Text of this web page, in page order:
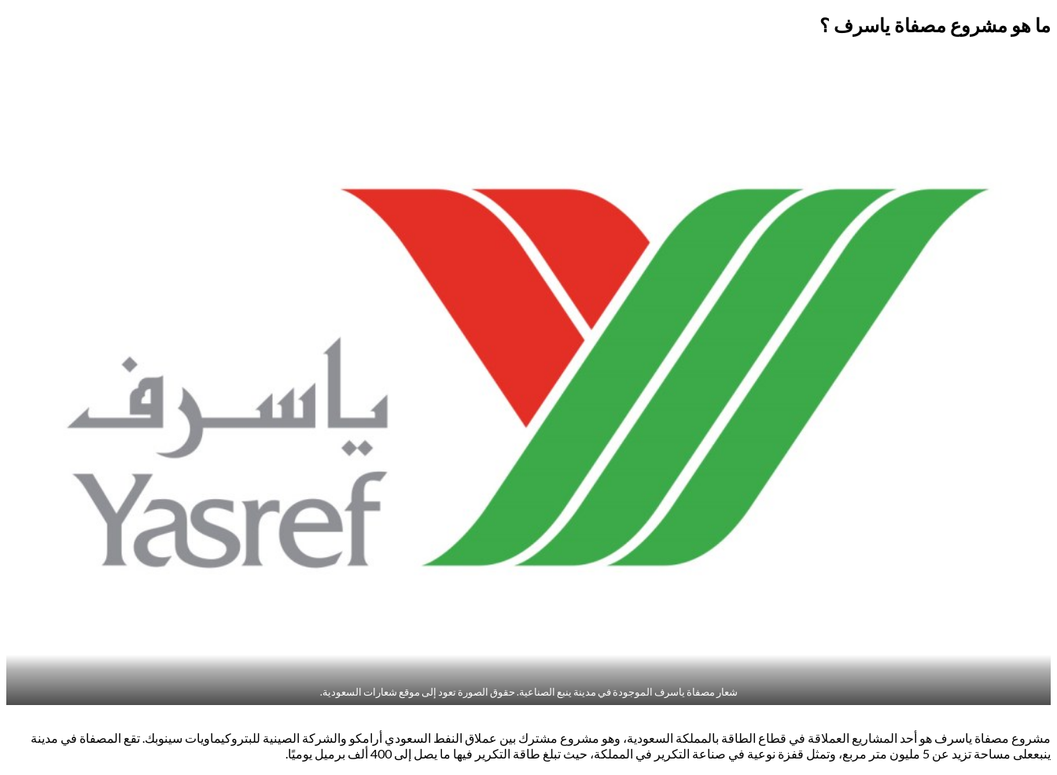
ما هو مشروع مصفاة ياسرف ؟
شعار مصفاة ياسرف الموجودة في مدينة ينبع الصناعية. حقوق الصورة تعود إلى موقع شعارات السعودية.
مشروع مصفاة ياسرف هو أحد المشاريع العملاقة في قطاع الطاقة بالمملكة السعودية، وهو مشروع مشترك بين عملاق النفط السعودي أرامكو والشركة الصينية للبتروكيماويات سينوبك. تقع المصفاة في مدينة
ينبععلى مساحة تزيد عن 5 مليون متر مربع، وتمثل قفزة نوعية في صناعة التكرير في المملكة، حيث تبلغ طاقة التكرير فيها ما يصل إلى 400 ألف برميل يوميًا.